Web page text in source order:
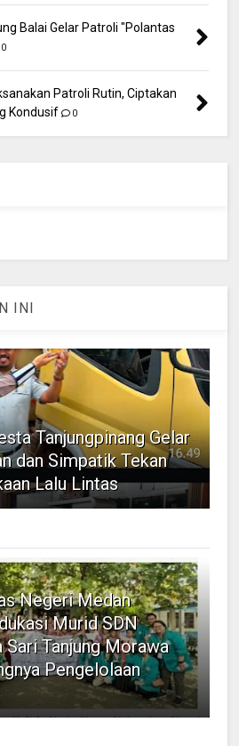
Balai Gelar Patroli "Polantas
0
Patroli Rutin, Ciptakan
Kondusif
0
INI
Tanjungpinang Gelar
dan Simpatik Tekan
Lalu Lintas
Negeri Medan
Murid SDN
Sari Tanjung Morawa
Pengelolaan